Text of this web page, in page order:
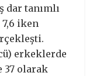
dar tanımlı
iken
erkeklerde
37 olarak